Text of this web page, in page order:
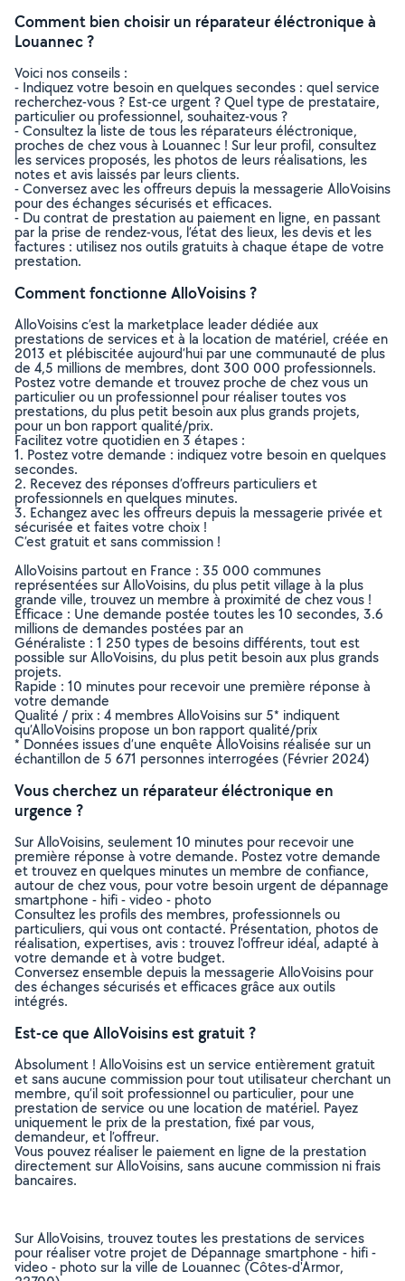
Comment bien choisir un réparateur éléctronique à
Louannec ?
Voici nos conseils :
- Indiquez votre besoin en quelques secondes : quel service
recherchez-vous ? Est-ce urgent ? Quel type de prestataire,
particulier ou professionnel, souhaitez-vous ?
- Consultez la liste de tous les réparateurs éléctronique,
proches de chez vous à Louannec ! Sur leur profil, consultez
les services proposés, les photos de leurs réalisations, les
notes et avis laissés par leurs clients.
- Conversez avec les offreurs depuis la messagerie AlloVoisins
pour des échanges sécurisés et efficaces.
- Du contrat de prestation au paiement en ligne, en passant
par la prise de rendez-vous, l’état des lieux, les devis et les
factures : utilisez nos outils gratuits à chaque étape de votre
prestation.
Comment fonctionne AlloVoisins ?
AlloVoisins c’est la marketplace leader dédiée aux
prestations de services et à la location de matériel, créée en
2013 et plébiscitée aujourd’hui par une communauté de plus
de 4,5 millions de membres, dont 300 000 professionnels.
Postez votre demande et trouvez proche de chez vous un
particulier ou un professionnel pour réaliser toutes vos
prestations, du plus petit besoin aux plus grands projets,
pour un bon rapport qualité/prix.
Facilitez votre quotidien en 3 étapes :
1. Postez votre demande : indiquez votre besoin en quelques
secondes.
2. Recevez des réponses d’offreurs particuliers et
professionnels en quelques minutes.
3. Echangez avec les offreurs depuis la messagerie privée et
sécurisée et faites votre choix !
C’est gratuit et sans commission !
AlloVoisins partout en France : 35 000 communes
représentées sur AlloVoisins, du plus petit village à la plus
grande ville, trouvez un membre à proximité de chez vous !
Efficace : Une demande postée toutes les 10 secondes, 3.6
millions de demandes postées par an
Généraliste : 1 250 types de besoins différents, tout est
possible sur AlloVoisins, du plus petit besoin aux plus grands
projets.
Rapide : 10 minutes pour recevoir une première réponse à
votre demande
Qualité / prix : 4 membres AlloVoisins sur 5* indiquent
qu’AlloVoisins propose un bon rapport qualité/prix
* Données issues d’une enquête AlloVoisins réalisée sur un
échantillon de 5 671 personnes interrogées (Février 2024)
Vous cherchez un réparateur éléctronique en
urgence ?
Sur AlloVoisins, seulement 10 minutes pour recevoir une
première réponse à votre demande. Postez votre demande
et trouvez en quelques minutes un membre de confiance,
autour de chez vous, pour votre besoin urgent de dépannage
smartphone - hifi - video - photo
Consultez les profils des membres, professionnels ou
particuliers, qui vous ont contacté. Présentation, photos de
réalisation, expertises, avis : trouvez l'offreur idéal, adapté à
votre demande et à votre budget.
Conversez ensemble depuis la messagerie AlloVoisins pour
des échanges sécurisés et efficaces grâce aux outils
intégrés.
Est-ce que AlloVoisins est gratuit ?
Absolument ! AlloVoisins est un service entièrement gratuit
et sans aucune commission pour tout utilisateur cherchant un
membre, qu’il soit professionnel ou particulier, pour une
prestation de service ou une location de matériel. Payez
uniquement le prix de la prestation, fixé par vous,
demandeur, et l’offreur.
Vous pouvez réaliser le paiement en ligne de la prestation
directement sur AlloVoisins, sans aucune commission ni frais
bancaires.
Sur AlloVoisins, trouvez toutes les prestations de services
pour réaliser votre projet de Dépannage smartphone - hifi -
video - photo sur la ville de Louannec (Côtes-d'Armor,